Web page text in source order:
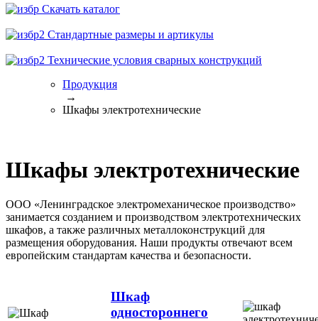
Скачать каталог
Стандартные размеры и артикулы
Технические условия сварных конструкций
Продукция
→
Шкафы электротехнические
Шкафы электротехнические
ООО «Ленинградское электромеханическое производство»
занимается созданием и производством электротехнических
шкафов, а также различных металлоконструкций для
размещения оборудования. Наши продукты отвечают всем
европейским стандартам качества и безопасности.
Шкаф
одностороннего